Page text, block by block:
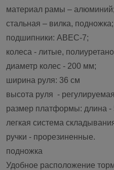
материал рамы – алюминий;
стальная – вилка, подножка;
подшипники: ABEC-7;
колеса - литые,
диаметр колес - 200 мм;
ширина руля: 36 см
высота руля -
размер платформы: длина -
легкая система
ручки - прорезиненные.
подножка
Удобное расположение